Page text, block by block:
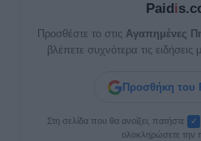
Paid i
Προσθέστε το στις Αγαπημένες
βλέπετε συχνότερα τις
Προσθήκη του
Στη σελίδα που θα ανοίξει, πατήστε ✓
ολοκληρώσετε την